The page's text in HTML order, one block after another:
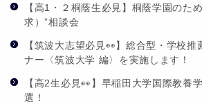
【高1・２桐蔭生必見】桐蔭学園のた
求）”相談会
【筑波大志望必見👀】総合型・学校推
ナー〈筑波大学 編〉を実施します！
【高2生必見👀】早稲田大学国際教養
選！